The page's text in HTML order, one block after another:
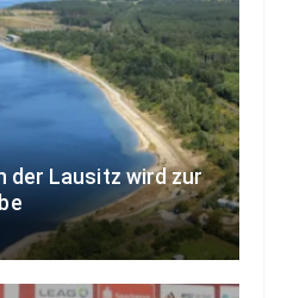
Lausitz wird zur